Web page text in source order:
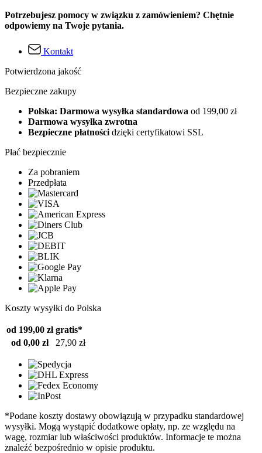
Potrzebujesz pomocy w związku z zamówieniem? Chętnie
odpowiemy na Twoje pytania.
Kontakt
Potwierdzona jakość
Bezpieczne zakupy
Polska: Darmowa wysyłka standardowa od 199,00 zł
Darmowa wysyłka zwrotna
Bezpieczne płatności dzięki certyfikatowi SSL
Płać bezpiecznie
Za pobraniem
Przedpłata
Koszty wysyłki do Polska
od 199,00 zł gratis*
od 0,00 zł
27,90 zł
*Podane koszty dostawy obowiązują w przypadku standardowej
wysyłki. Mogą wystąpić dodatkowe opłaty, np. ze względu na
wagę, rozmiar lub właściwości produktów. Informacje te można
znaleźć bezpośrednio w opisie produktu.